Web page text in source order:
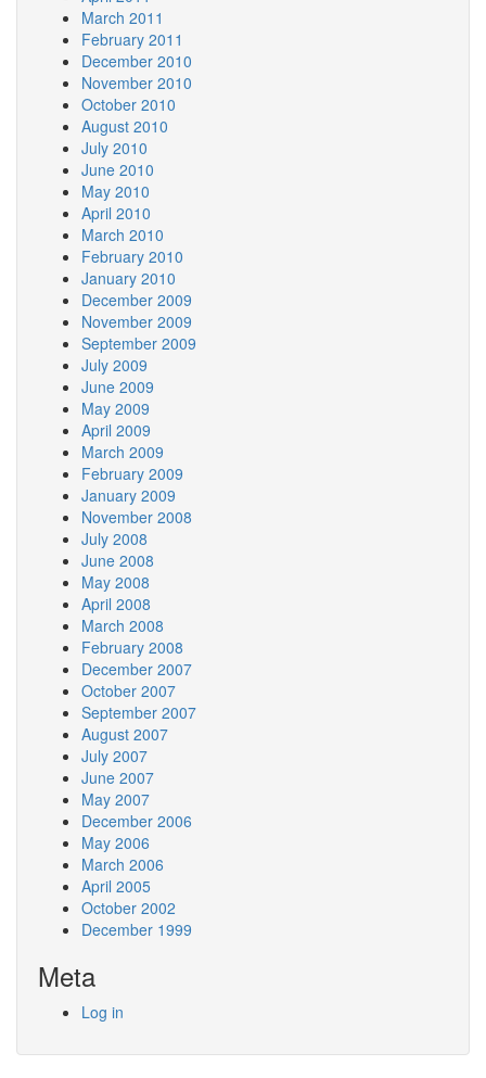
March 2011
February 2011
December 2010
November 2010
October 2010
August 2010
July 2010
June 2010
May 2010
April 2010
March 2010
February 2010
January 2010
December 2009
November 2009
September 2009
July 2009
June 2009
May 2009
April 2009
March 2009
February 2009
January 2009
November 2008
July 2008
June 2008
May 2008
April 2008
March 2008
February 2008
December 2007
October 2007
September 2007
August 2007
July 2007
June 2007
May 2007
December 2006
May 2006
March 2006
April 2005
October 2002
December 1999
Meta
Log in